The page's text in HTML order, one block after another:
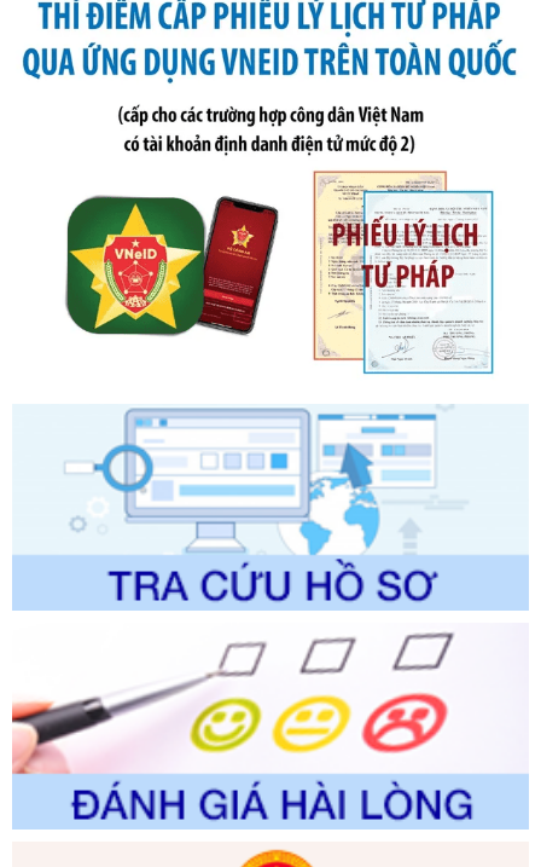
phạt vi phạm hành chính trong lĩnh vực kho bạc nhà nước
Ngày ban hành: 21/07/2026
Số kí hiệu:291/2026/NĐ-CP
đổi, bổ sung một số điều của Nghị định số 125/2020/NĐ-СР
ngày 19 tháng 10 năm 2020 của Chính phủ quy định xử
phạt vi phạm hành chính về thuế, hóa đơn được sửa đổi, bổ
sung bởi Nghị định số 102/2021/NĐ-CP
Ngày ban hành: 20/07/2026
Số kí hiệu:2303/QĐ-UBND
Tên: Quyết định công bố Danh mục thủ tục hành chính mới
ban hành, được sửa đổi, bổ sung, bị bãi bỏ và phê duyệt
Quy trình nội bộ, quy trình điện tử giải quyết thủ tục hành
chính trong một số lĩnh vực thuộc phạm vi chức năng quản
Ngày ban hành: 01/06/2026
Số kí hiệu:2304/QĐ-UBND
Tên: Quyết định công bố Danh mục thủ tục hành chính
được sửa đổi, bổ sung và phê duyệt Quy trình nội bộ, quy
trình điện tử giải quyết thủ tục hành chính trong lĩnh vực Du
lịch thuộc phạm vi chức năng quản lý của Sở Văn hóa, Thể
thao và Du lịch
Ngày ban hành: 01/06/2026
Tên: Về việc công bố Danh mục thủ tục hành chính sửa
đổi, bổ sung và phê duyệt Quy trình nội bộ, quy trình điện tử
trong giải quyết thủtục hành chính lĩnh vực biến đổi khí hậu
thuộc phạm vi giải quyết của Sở Nông nghiệp và Môi
trường
Ngày ban hành: 01/06/2026
Số kí hiệu:2300/QĐ-UBND
Tên: V/v công bố danh mục thủ tục hành chính được sửa